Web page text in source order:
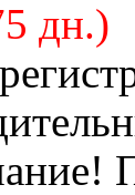
дн.)